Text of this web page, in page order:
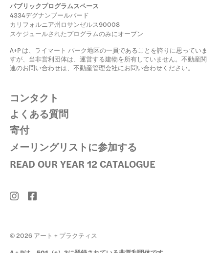
パブリックプログラムスペース
4334デグナンブールバード
カリフォルニア州ロサンゼルス90008
スケジュールされたプログラムのみにオープン
A+P は、ライマート パーク地区の一員であることを誇りに思っていま
すが、当非営利団体は、運営する建物を所有していません。不動産関
連のお問い合わせは、不動産管理会社にお問い合わせください。
コンタクト
よくある質問
寄付
メーリングリストに参加する
READ OUR YEAR 12 CATALOGUE
© 2026 アート + プラクティス